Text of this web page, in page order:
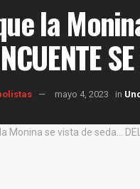
la
mayo 4, 2023 in